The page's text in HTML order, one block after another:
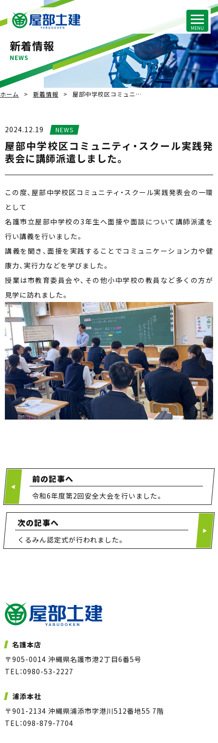
新着情報
NEWS
ホーム 新着情報 屋部中学校区コミュニ…
2024.12.19 NEWS
屋部中学校区コミュニティ・スクール実践発
表会に講師派遣しました。
この度、屋部中学校区コミュニティ・スクール実践発表会の一環
として
名護市立屋部中学校の3年生へ面接や面談について講師派遣を
行い講義を行いました。
講義を聞き、面接を実践することでコミュニケーション力や健
康力、実行力などを学びました。
授業は市教育委員会や、その他小中学校の教員など多くの方が
見学に訪れました。
前の記事へ
令和6年度第2回安全大会を行いました。
次の記事へ
くるみん認定式が行われました。
名護本店
〒905-0014 沖縄県名護市港2丁目6番5号
TEL：0980-53-2227
浦添本社
〒901-2134 沖縄県浦添市字港川512番地55 7階
TEL：098-879-7704